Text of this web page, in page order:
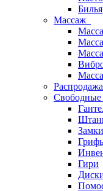
Массаж
Распродажа
Свободные
Гири